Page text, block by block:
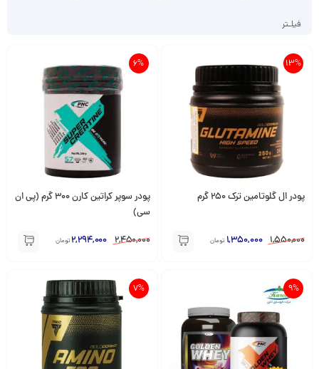
فیلـتر
13%
پودر ال گلوتامین ترک 250 گرم
1,550,000
1,350,000 تومان
6%
پودر سوپر کراتین کارن 300 گرم (پی ان
سی)
2,450,000
2,294,000 تومان
9%
7%